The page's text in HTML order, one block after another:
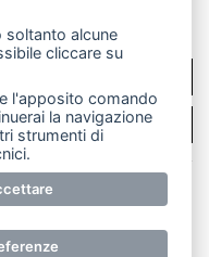
i diritti riservati.
anche
senza la
soltanto alcune
cliccare su
l'apposito comando
la navigazione
strumenti di